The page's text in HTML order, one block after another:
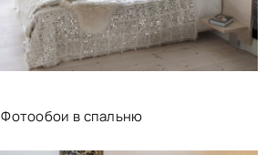
Фотообои в спальню